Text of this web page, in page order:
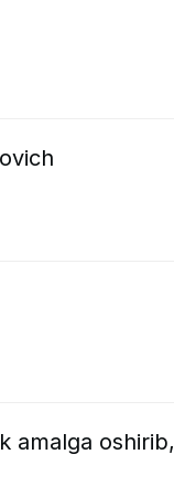
amalga oshirib,